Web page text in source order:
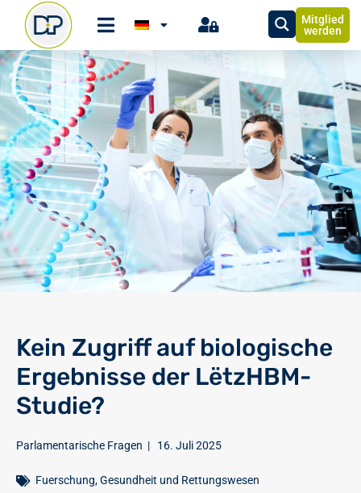
Mitglied
werden
Kein Zugriff auf biologische
Ergebnisse der LëtzHBM-
Studie?
Parlamentarische Fragen | 16. Juli 2025
Fuerschung,Gesundheit und Rettungswesen